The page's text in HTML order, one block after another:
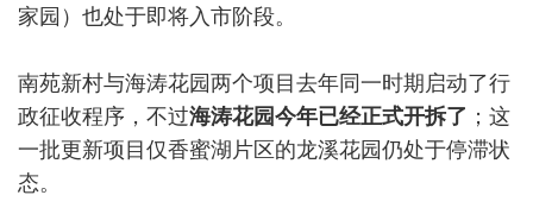
家园）也处于即将入市阶段。
南苑新村与海涛花园两个项目去年同一时期启动了行
政征收程序，不过海涛花园今年已经正式开拆了 ；这
一批更新项目仅香蜜湖片区的龙溪花园仍处于停滞状
态。